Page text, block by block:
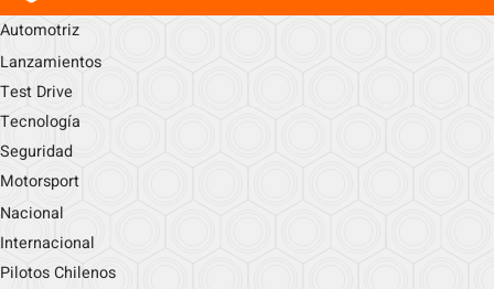
Automotriz
Lanzamientos
Test Drive
Tecnología
Seguridad
Motorsport
Nacional
Internacional
Pilotos Chilenos